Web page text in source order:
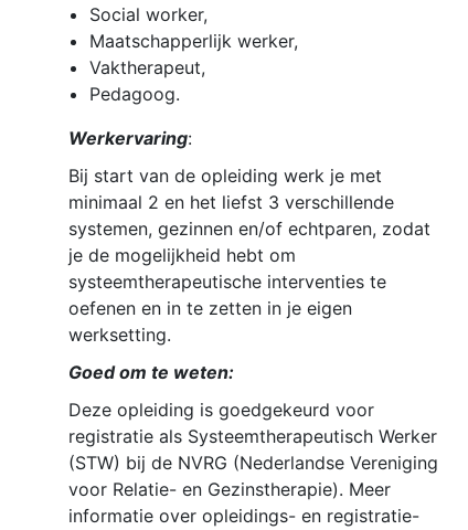
Social worker,
Maatschapperlijk werker,
Vaktherapeut,
Pedagoog.
Werkervaring:
Bij start van de opleiding werk je met
minimaal 2 en het liefst 3 verschillende
systemen, gezinnen en/of echtparen, zodat
je de mogelijkheid hebt om
systeemtherapeutische interventies te
oefenen en in te zetten in je eigen
werksetting.
Goed om te weten:
Deze opleiding is goedgekeurd voor
registratie als Systeemtherapeutisch Werker
(STW) bij de NVRG (Nederlandse Vereniging
voor Relatie- en Gezinstherapie). Meer
informatie over opleidings- en registratie-